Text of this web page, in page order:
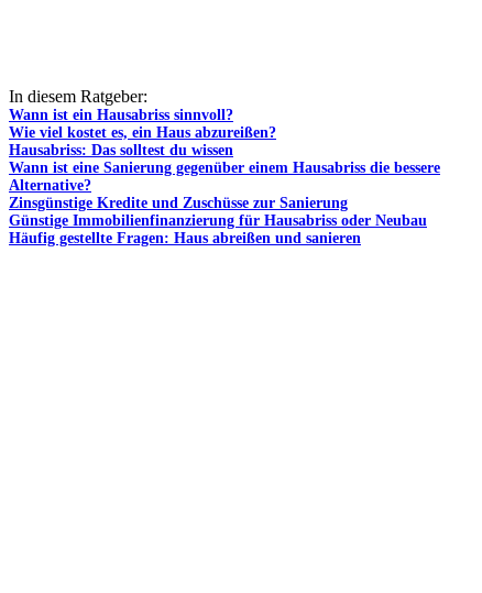
In diesem Ratgeber:
Wann ist ein Hausabriss sinnvoll?
Wie viel kostet es, ein Haus abzureißen?
Hausabriss: Das solltest du wissen
Wann ist eine Sanierung gegenüber einem Hausabriss die bessere
Alternative?
Zinsgünstige Kredite und Zuschüsse zur Sanierung
Günstige Immobilienfinanzierung für Hausabriss oder Neubau
Häufig gestellte Fragen: Haus abreißen und sanieren